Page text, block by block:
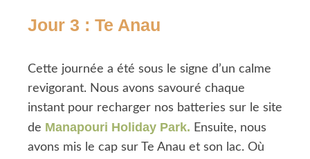
Jour 3 : Te Anau
Cette journée a été sous le signe d’un calme
revigorant. Nous avons savouré chaque
instant pour recharger nos batteries sur le site
de Manapouri Holiday Park. Ensuite, nous
avons mis le cap sur Te Anau et son lac. Où